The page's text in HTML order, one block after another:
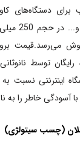
دستگاه‌های
موجود
می‌رسد.قیمت
توسط
اینترنتی نسبت
آسودگی خاطر را به
(چسب سیتولژی)